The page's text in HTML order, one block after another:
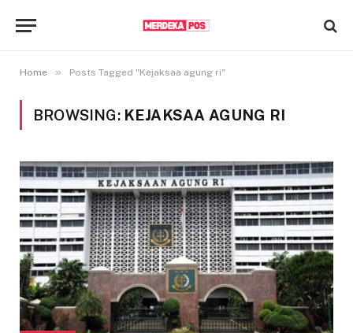
Home » Posts Tagged "Kejaksaa agung ri"
BROWSING: KEJAKSAA AGUNG RI